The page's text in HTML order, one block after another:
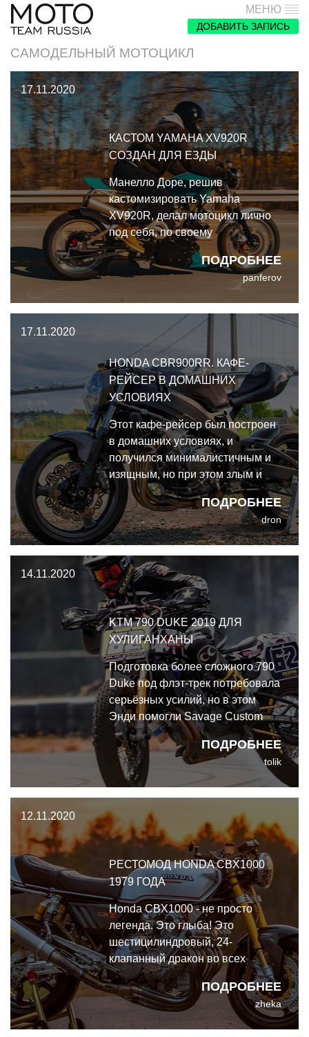
МЕНЮ
ДОБАВИТЬ ЗАПИСЬ
САМОДЕЛЬНЫЙ МОТОЦИКЛ
17.11.2020
КАСТОМ YAMAHA XV920R
СОЗДАН ДЛЯ ЕЗДЫ
ПОДРОБНЕЕ
Манелло Доре, решив
кастомизировать Yamaha
XV920R, делал мотоцикл лично
под себя, по своему
собственному вкусу и
предпочтениям. Выросший на
масл-карах, Манелло только
мотоциклы, но как это часто
бывает во взрослом возрасте,
новое увлечение захлестнуло
его с головой.
panferov
17.11.2020
HONDA CBR900RR. КАФЕ-
РЕЙСЕР В ДОМАШНИХ
УСЛОВИЯХ
ПОДРОБНЕЕ
Этот кафе-рейсер был построен
в домашних условиях, и
получился минималистичным и
изящным, но при этом злым и
весёлым. Основой его стала
разбитая Honda CBR900RR 1996
года, а автором - Лео Паульсен,
в лучших традициях гаражных
кастовом восстановивший
мотоцикл с применением кучи
разнородных запчастей.
dron
14.11.2020
KTM 790 DUKE 2019 ДЛЯ
ХУЛИГАНХАНЫ
ПОДРОБНЕЕ
Подготовка более сложного 790
Duke под флэт-трек потребовала
серьёзных усилий, но в этом
Энди помогли Savage Custom
Fabrication. Они выполнили всю
кастомизацию, а их механик
Трэвис Джонсон - настоящий
скульптор. Я рассказывал, как я
вижу, а он воплощал моё
виденье в жизнь.
tolik
12.11.2020
РЕСТОМОД HONDA CBX1000
1979 ГОДА
ПОДРОБНЕЕ
Honda CBX1000 - не просто
легенда. Это глыба! Это
шестицилиндровый, 24-
клапанный дракон во всех
смыслах: бескомпромиссный
огнедышащий спортивный
мотоцикл, невероятно быстрый
для своей эпохи.
zheka